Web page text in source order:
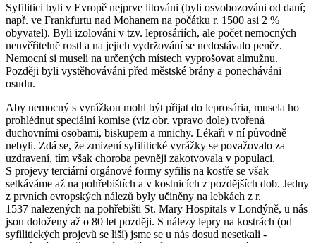
Syfilitici byli v Evropě nejprve litováni (byli osvobozováni od daní;
např. ve Frankfurtu nad Mohanem na počátku r. 1500 asi 2 %
obyvatel). Byli izolováni v tzv. leprosáriích, ale počet nemocných
neuvěřitelně rostl a na jejich vydržování se nedostávalo peněz.
Nemocní si museli na určených místech vyprošovat almužnu.
Později byli vystěhováváni před městské brány a ponecháváni
osudu.
Aby nemocný s vyrážkou mohl být přijat do leprosária, musela ho
prohlédnut speciální komise (viz obr. vpravo dole) tvořená
duchovními osobami, biskupem a mnichy. Lékaři v ní původně
nebyli. Zdá se, že zmizení syfilitické vyrážky se považovalo za
uzdravení, tím však choroba pevněji zakotvovala v populaci.
S projevy terciární orgánové formy syfilis na kostře se však
setkáváme až na pohřebištích a v kostnicích z pozdějších dob. Jedny
z prvních evropských nálezů byly učiněny na lebkách z r.
1537 nalezených na pohřebišti St. Mary Hospitals v Londýně, u nás
jsou doloženy až o 80 let později. S nálezy lepry na kostrách (od
syfilitických projevů se liší) jsme se u nás dosud nesetkali -